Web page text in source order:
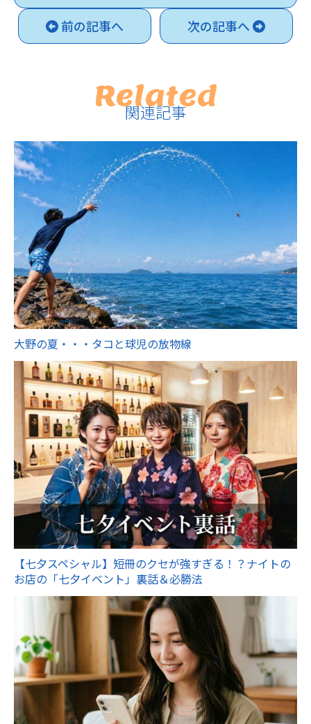
前の記事へ
次の記事へ
Related
関連記事
大野の夏・・・タコと球児の放物線
【七夕スペシャル】短冊のクセが強すぎる！？ナイトの
お店の「七夕イベント」裏話＆必勝法